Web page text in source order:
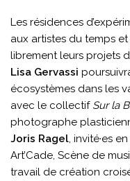
Les résidences
aux artistes du temps
librement leurs projets
Lisa Gervassi
écosystèmes dans les
avec le collectif Sur la
photographe
Joris Ragel , invité·es
Art’Cade, Scène de
travail de création